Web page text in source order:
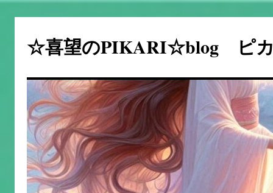
☆喜望のPIKARI☆blog ピ